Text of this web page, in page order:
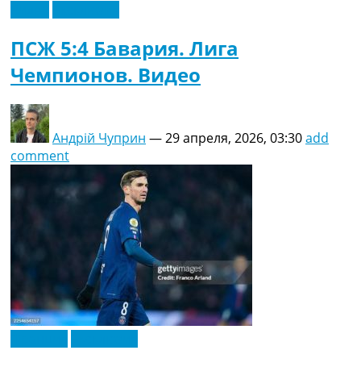
ПСЖ 5:4 Бавария. Лига
Чемпионов. Видео
Андрій Чуприн —29 апреля, 2026, 03:30add
comment